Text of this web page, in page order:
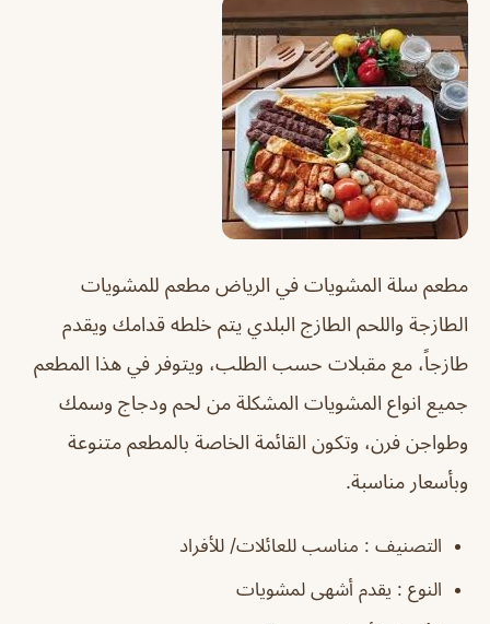
مطعم سلة المشويات في الرياض مطعم للمشويات
الطازجة واللحم الطازج البلدي يتم خلطه قدامك ويقدم
طازجاً، مع مقبلات حسب الطلب، ويتوفر في هذا المطعم
جميع انواع المشويات المشكلة من لحم ودجاج وسمك
وطواجن فرن، وتكون القائمة الخاصة بالمطعم متنوعة
وبأسعار مناسبة.
التصنيف : مناسب للعائلات/ للأفراد
النوع : يقدم أشهى لمشويات